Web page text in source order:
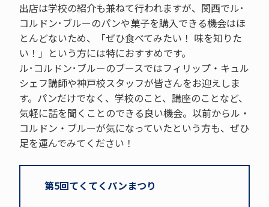
出店は学校の紹介も兼ねて行われますが、関西でル･
コルドン･ブルーのパンや菓子を購入できる機会はほ
とんどないため、「ぜひ食べてみたい！ 味を知りた
い！」という方には特におすすめです。
ル･コルドン･ブルーのブースではフィリップ・キュル
シェフ講師や神戸校スタッフが皆さんをお迎えしま
す。パンだけでなく、学校のこと、講座のことなど、
気軽に話を聞くことのできる良い機会。以前からル・
コルドン・ブルーが気になっていたという方も、ぜひ
足を運んでみてください！
第5回てくてくパンまつり